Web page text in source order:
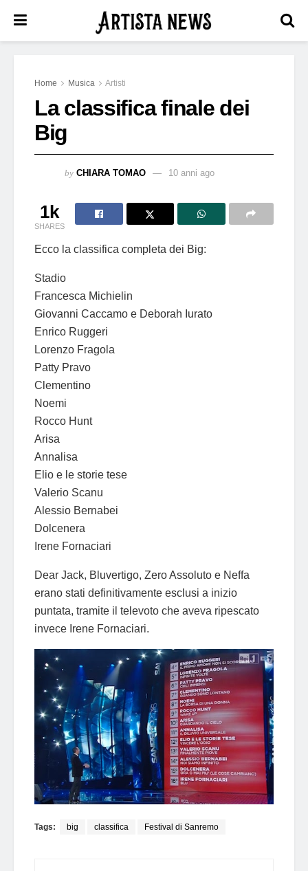
Home Musica Artisti
La classifica finale dei
Big
by CHIARA TOMAO 10 anni ago
1k
SHARES
Ecco la classifica completa dei Big:
Stadio
Francesca Michielin
Giovanni Caccamo e Deborah Iurato
Enrico Ruggeri
Lorenzo Fragola
Patty Pravo
Clementino
Noemi
Rocco Hunt
Arisa
Annalisa
Elio e le storie tese
Valerio Scanu
Alessio Bernabei
Dolcenera
Irene Fornaciari
Dear Jack, Bluvertigo, Zero Assoluto e Neffa
erano stati definitivamente esclusi a inizio
puntata, tramite il televoto che aveva ripescato
invece Irene Fornaciari.
Tags: big classifica Festival di Sanremo